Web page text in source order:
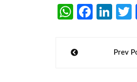
W
s
Fa
Li
e
Prev